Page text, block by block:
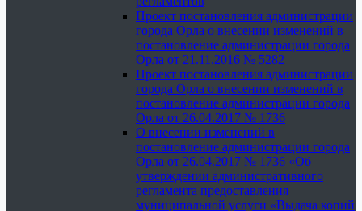
Проект постановления администрации
города Орла о внесении изменений в
постановление администрации города
Орла от 21.11.2016 № 5282
Проект постановления администрации
города Орла о внесении изменений в
постановление администрации города
Орла от 26.04.2017 № 1736
О внесении изменений в
постановление администрации города
Орла от 26.04.2017 № 1736 «Об
утверждении административного
регламента предоставления
муниципальной услуги «Выдача копий